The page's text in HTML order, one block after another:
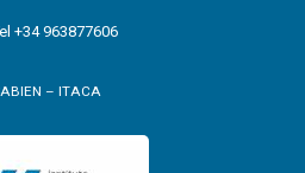
+34 963877606
– ITACA